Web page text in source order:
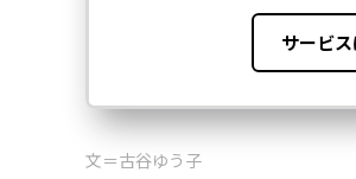
文＝古谷ゆう子